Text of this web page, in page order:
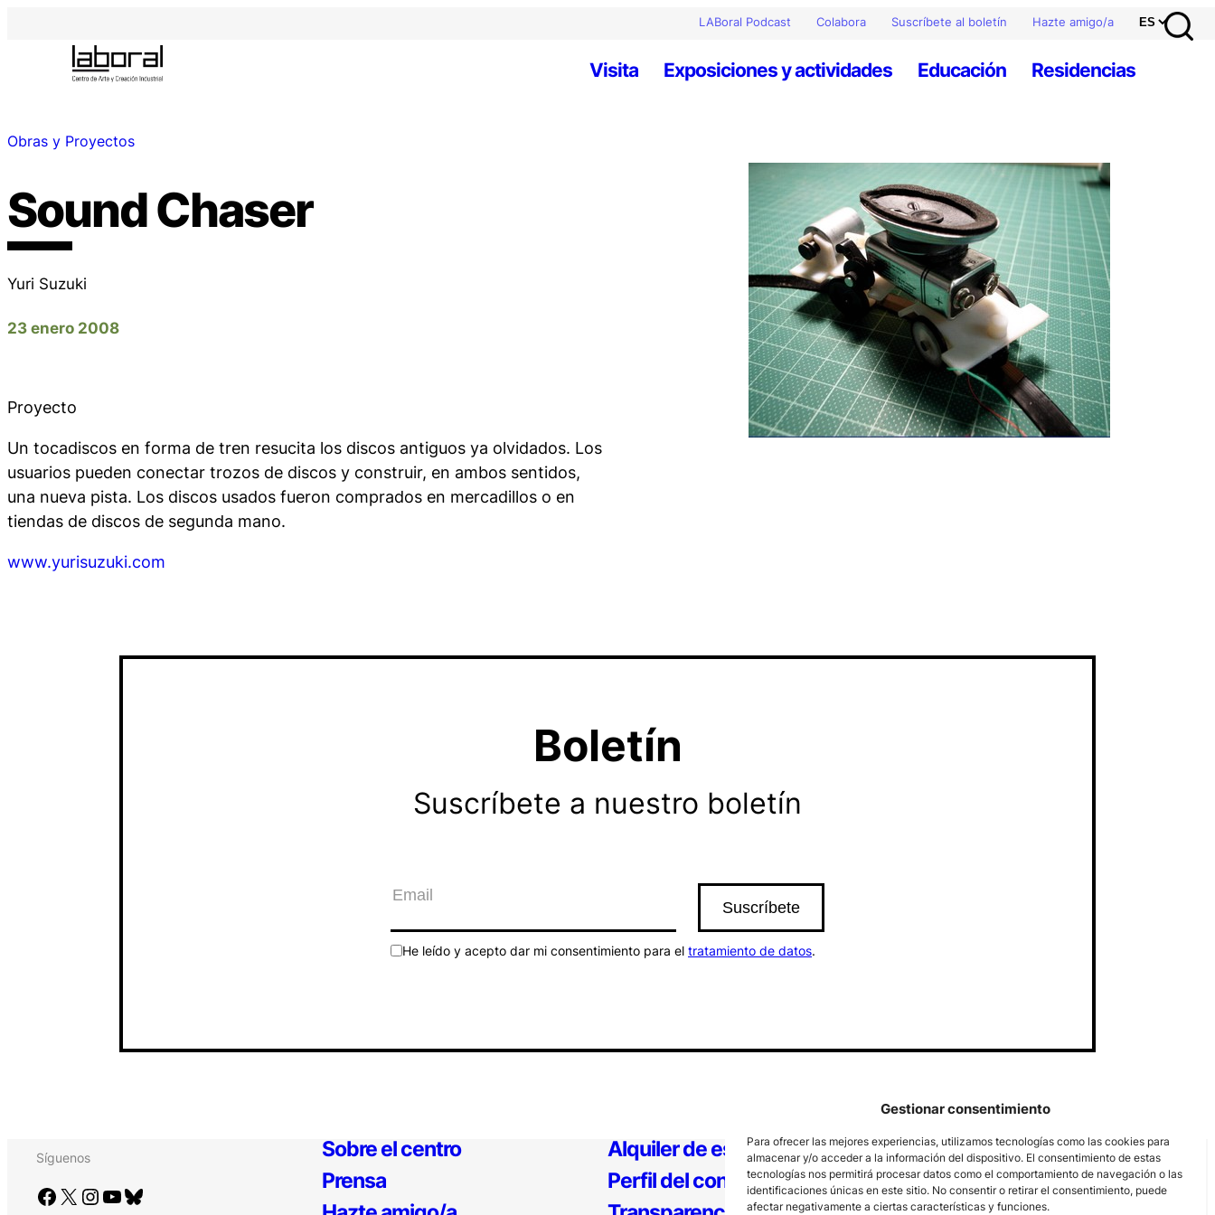
Gestionar consentimiento
Para ofrecer las mejores experiencias, utilizamos tecnologías como las cookies para
almacenar y/o acceder a la información del dispositivo. El consentimiento de estas
tecnologías nos permitirá procesar datos como el comportamiento de navegación o las
identificaciones únicas en este sitio. No consentir o retirar el consentimiento, puede
afectar negativamente a ciertas características y funciones.
LABoral Podcast Colabora Suscríbete al boletín Hazte amigo/a
Visita Exposiciones y actividades Educación Residencias
Obras y Proyectos
Sound Chaser
Yuri Suzuki
23 enero 2008
Proyecto
Un tocadiscos en forma de tren resucita los discos antiguos ya olvidados. Los
usuarios pueden conectar trozos de discos y construir, en ambos sentidos,
una nueva pista. Los discos usados fueron comprados en mercadillos o en
tiendas de discos de segunda mano.
www.yurisuzuki.com
Boletín
Suscríbete a nuestro boletín
He leído y acepto dar mi consentimiento para el tratamiento de datos.
Síguenos
Facebook X Instagram YouTube Bluesky
Sobre el centro
Prensa
Alquiler de espacios
Perfil del contratante